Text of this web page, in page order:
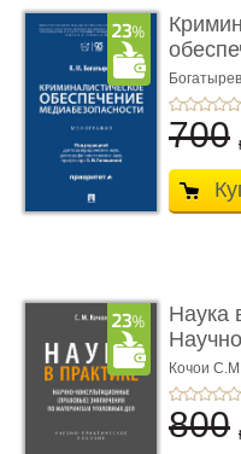
700
Наука
...
Кочои
800